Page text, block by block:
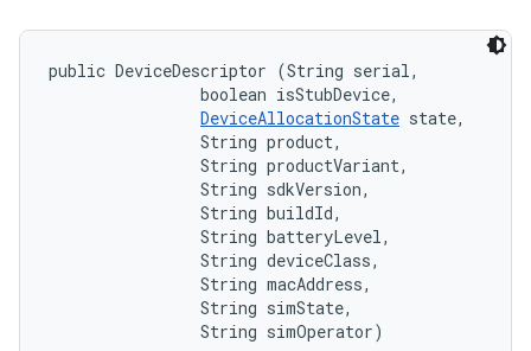
public DeviceDescriptor (String serial,
                boolean isStubDevice,
DeviceAllocationState state,
                String product,
                String productVariant,
                String sdkVersion,
                String buildId,
                String batteryLevel,
                String deviceClass,
                String macAddress,
                String simState,
                String simOperator)